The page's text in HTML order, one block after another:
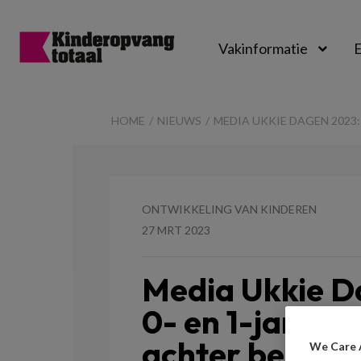
Vakinformatie
HOME NIEUWS MEDIA UKKIE DAGEN
ONTWIKKELING VAN KINDEREN
27 MRT 2023
Media Ukkie
0- en 1-jarigen
We Care